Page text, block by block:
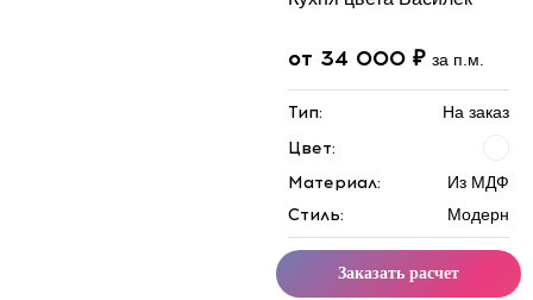
от 34 000 ₽ за п.м.
Тип: На заказ
Цвет:
Материал:
Из МДФ
Стиль: Модерн
Заказать расчет